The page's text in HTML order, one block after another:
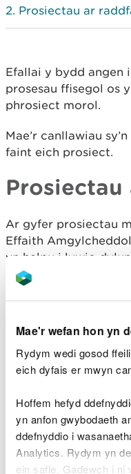
Mae'r wefan hon yn
Rydym wedi gosod
eich dyfais er mwyn
Hoffem hefyd
yn anfon gwybodaeth
ddefnyddio i
Analytics. Rydym yn
ein safle. Gadewch i ni
Prosiectau ar
Efallai y bydd angen
prosesau ffisegol os
phrosiect morol.
Mae’r canllawiau
faint eich prosiect.
Ar gyfer prosiectau
Effaith
yn helpu i lywio
arolygu a monitro,
Mae enghreifftiau o
Datblygiadau
Echdynnu agregau
Gwynt ar y môr
Datblygiadau ynni
amrediad llanw
Ceblau o dan y
cyrraedd y tir)